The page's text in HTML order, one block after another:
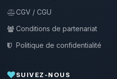
CGV / CGU
Conditions de partenariat
Politique de confidentialité
SUIVEZ-NOUS